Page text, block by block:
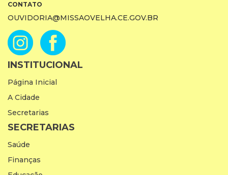
CONTATO
OUVIDORIA@MISSAOVELHA.CE.GOV.BR
INSTITUCIONAL
Página Inicial
A Cidade
Secretarias
SECRETARIAS
Saúde
Finanças